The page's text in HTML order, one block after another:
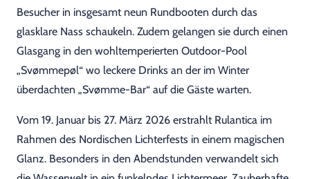
Besucher in insgesamt neun Rundbooten durch das
glasklare Nass schaukeln. Zudem gelangen sie durch einen
Glasgang in den wohltemperierten Outdoor-Pool
„Svømmepøl“ wo leckere Drinks an der im Winter
überdachten „Svømme-Bar“ auf die Gäste warten.
Vom 19. Januar bis 27. März 2026 erstrahlt Rulantica im
Rahmen des Nordischen Lichterfests in einem magischen
Glanz. Besonders in den Abendstunden verwandelt sich